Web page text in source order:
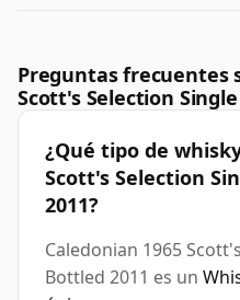
Preguntas frecuentes
Scott's Selection
¿Qué tipo de
Scott's Selection
2011?
Caledonian 1965
Bottled 2011 es un